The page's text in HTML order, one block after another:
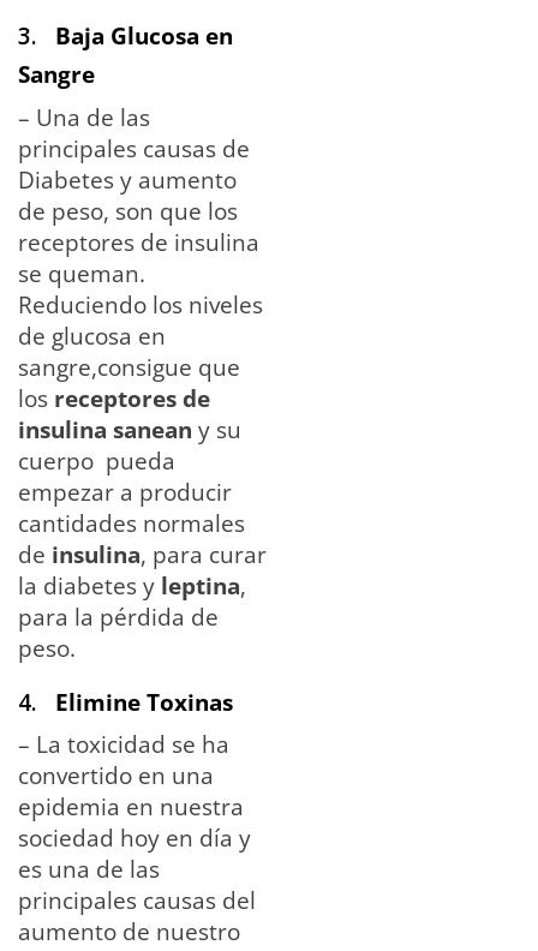
3.
Baja Glucosa en
Sangre
– Una de las
principales causas de
Diabetes y aumento
de peso, son que los
receptores de insulina
se queman.
Reduciendo los niveles
de glucosa en
sangre,consigue que
los receptores de
insulina sanean y su
cuerpo pueda
empezar a producir
cantidades normales
de insulina, para curar
la diabetes y leptina,
para la pérdida de
peso.
4.
Elimine Toxinas
– La toxicidad se ha
convertido en una
epidemia en nuestra
sociedad hoy en día y
es una de las
principales causas del
aumento de nuestro